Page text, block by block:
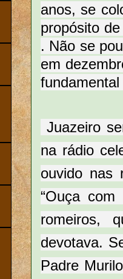
anos, se
propósito
. Não se
em
Juazeiro
na rádio
ouvido nas
“Ouça
romeiros,
devotava.
Padre